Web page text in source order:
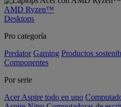
AMD Ryzen™
Desktops
Pro categoría
Predator Gaming Productos
Componentes
Por serie
Acer Aspire todo en uno